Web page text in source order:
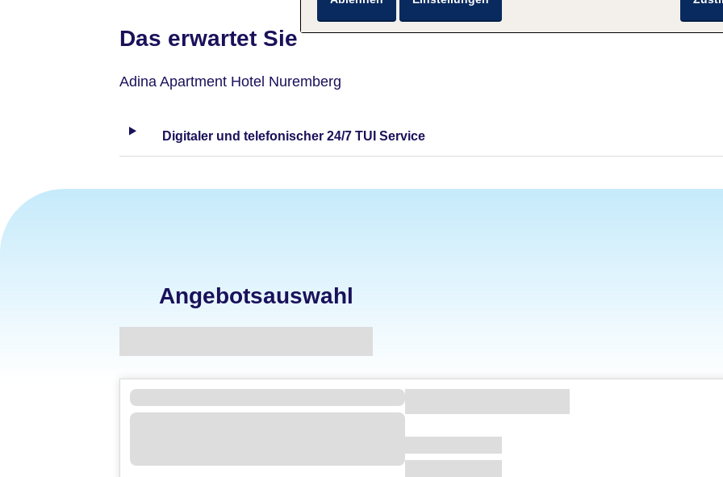
Das erwartet Sie
Adina Apartment Hotel Nuremberg
Digitaler und telefonischer 24/7 TUI Service
Angebotsauswahl